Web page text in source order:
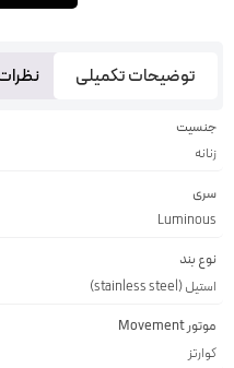
توضیحات تکمیلی نظرات (0)
جنسیت
زنانه
سری
Luminous
نوع بند
استیل (stainless steel)
موتور Movement
کوارتز